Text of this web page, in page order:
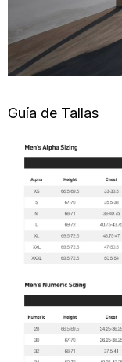
Guía de Tallas